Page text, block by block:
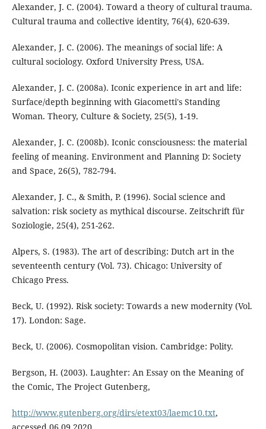
Alexander, J. C. (2004). Toward a theory of cultural trauma.
Cultural trauma and collective identity, 76(4), 620-639.
Alexander, J. C. (2006). The meanings of social life: A
cultural sociology. Oxford University Press, USA.
Alexander, J. C. (2008a). Iconic experience in art and life:
Surface/depth beginning with Giacometti's Standing
Woman. Theory, Culture & Society, 25(5), 1-19.
Alexander, J. C. (2008b). Iconic consciousness: the material
feeling of meaning. Environment and Planning D: Society
and Space, 26(5), 782-794.
Alexander, J. C., & Smith, P. (1996). Social science and
salvation: risk society as mythical discourse. Zeitschrift für
Soziologie, 25(4), 251-262.
Alpers, S. (1983). The art of describing: Dutch art in the
seventeenth century (Vol. 73). Chicago: University of
Chicago Press.
Beck, U. (1992). Risk society: Towards a new modernity (Vol.
17). London: Sage.
Beck, U. (2006). Cosmopolitan vision. Cambridge: Polity.
Bergson, H. (2003). Laughter: An Essay on the Meaning of
the Comic, The Project Gutenberg,
http://www.gutenberg.org/dirs/etext03/laemc10.txt,